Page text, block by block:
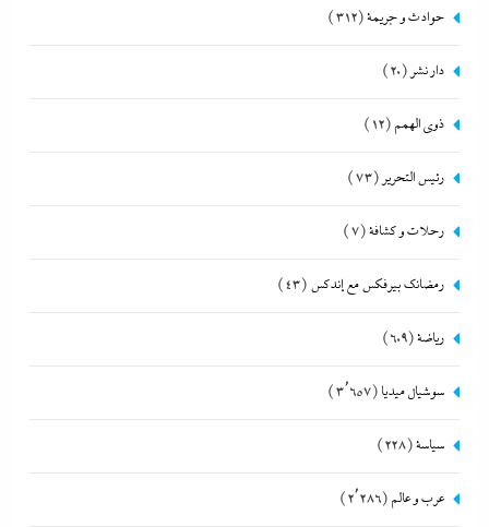
حوادث و جريمة(312)
دار نشر (20)
ذوى الهمم (12)
رئيس التحرير (73)
رحلات و كشافة(7)
رمضانك بيرفكس مع إندكس (43)
رياضة(609)
سوشيال ميديا (3٬657)
سياسة(228)
عرب و عالم (2٬286)